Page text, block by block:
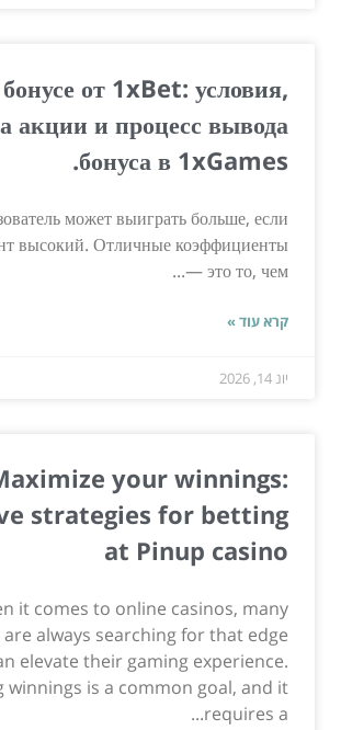
от 1xBet: условия,
акции и процесс вывода
бонуса в 1xGames.
может выиграть больше, если
высокий. Отличные коэффициенты
— это то, чем...
קרא עוד »
יונ 14, 2026
your winnings:
strategies for betting
at Pinup casino
it comes to online casinos, many
are always searching for that edge
elevate their gaming experience.
winnings is a common goal, and it
requires a...